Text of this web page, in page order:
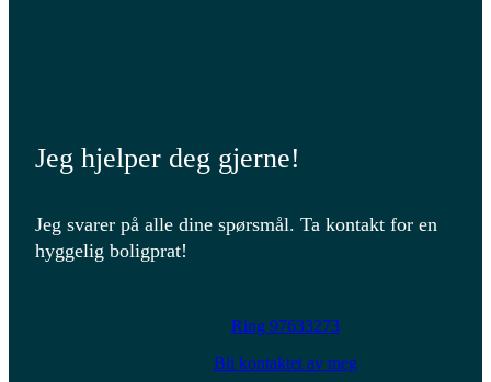
Jeg hjelper deg gjerne!
Jeg svarer på alle dine spørsmål. Ta kontakt for en
hyggelig boligprat!
Ring 97633273
Bli kontaktet av meg